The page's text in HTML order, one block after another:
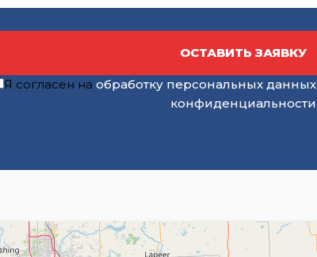
ОСТАВИТЬ ЗАЯВКУ
Я согласен на обработку персональных данных
конфиденциальности